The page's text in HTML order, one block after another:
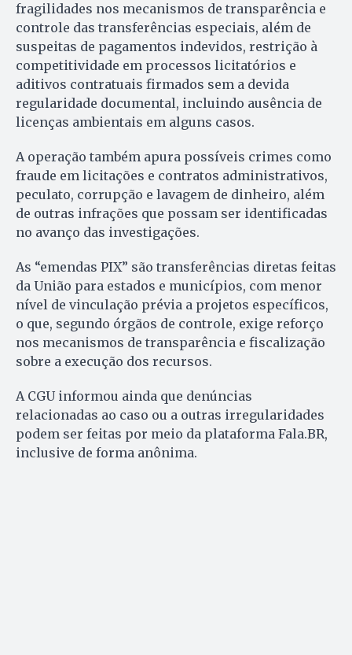
fragilidades nos mecanismos de transparência e
controle das transferências especiais, além de
suspeitas de pagamentos indevidos, restrição à
competitividade em processos licitatórios e
aditivos contratuais firmados sem a devida
regularidade documental, incluindo ausência de
licenças ambientais em alguns casos.
A operação também apura possíveis crimes como
fraude em licitações e contratos administrativos,
peculato, corrupção e lavagem de dinheiro, além
de outras infrações que possam ser identificadas
no avanço das investigações.
As “emendas PIX” são transferências diretas feitas
da União para estados e municípios, com menor
nível de vinculação prévia a projetos específicos,
o que, segundo órgãos de controle, exige reforço
nos mecanismos de transparência e fiscalização
sobre a execução dos recursos.
A CGU informou ainda que denúncias
relacionadas ao caso ou a outras irregularidades
podem ser feitas por meio da plataforma Fala.BR,
inclusive de forma anônima.